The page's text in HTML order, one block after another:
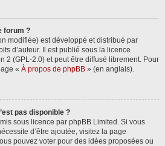
forum ?
modifiée) est développé et distribué par
d’auteur. Il est publié sous la licence
2 (GPL-2.0) et peut être diffusé librement. Pour
« À propos de phpBB » (en anglais).
pas disponible ?
sous licence par phpBB Limited. Si vous
d’être ajoutée, visitez la page
pouvez voter pour des idées proposées ou